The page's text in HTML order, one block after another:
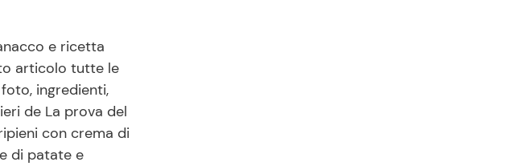
e ricetta
articolo tutte le
ingredienti,
de La prova del
con crema di
di patate e